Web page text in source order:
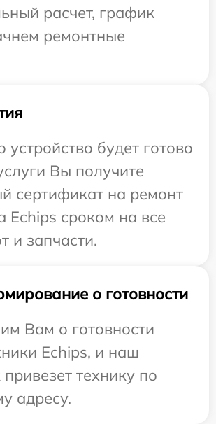
расчет, график
ремонтные
устройство будет готово
Вы получите
сертификат на ремонт
Echips сроком на все
и запчасти.
о готовности
Вам о готовности
Echips, и наш
технику по
адресу.